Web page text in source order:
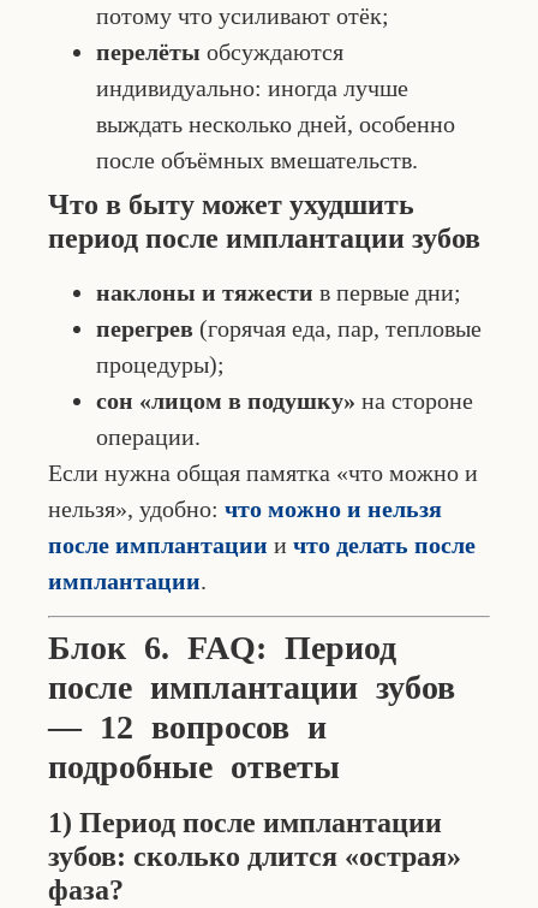
потому что усиливают отёк;
перелёты обсуждаются
индивидуально: иногда лучше
выждать несколько дней, особенно
после объёмных вмешательств.
Что в быту может ухудшить
период после имплантации зубов
наклоны и тяжести в первые дни;
перегрев (горячая еда, пар, тепловые
процедуры);
сон «лицом в подушку» на стороне
операции.
Если нужна общая памятка «что можно и
нельзя», удобно: что можно и нельзя
после имплантации и что делать после
имплантации.
Блок 6. FAQ: Период
после имплантации зубов
— 12 вопросов и
подробные ответы
1) Период после имплантации
зубов: сколько длится «острая»
фаза?